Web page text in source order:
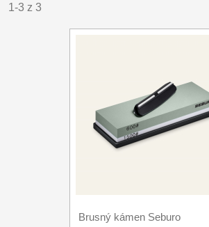
1-3 z 3
Brusný kámen Seburo